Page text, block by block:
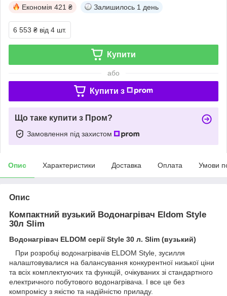
Економія 421 ₴ Залишилось 1 день
6 553 ₴ від 4 шт.
Купити
або
Купити з
Що таке купити з Пром?
Замовлення під захистом
Опис Характеристики Доставка Оплата Умови
Опис
Компактний вузький Водонагрівач Eldom Style
30л Slim
Водонагрівач ELDOM серії Style 30 л. Slim (вузький)
При розробці водонагрівачів ELDOM Style, зусилля
налаштовувалися на балансування конкурентної низької ціни
та всіх комплектуючих та функцій, очікуваних зі стандартного
електричного побутового водонагрівача. І все це без
компромісу з якістю та надійністю приладу.